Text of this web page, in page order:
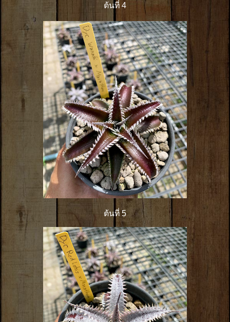
ต้นที่ 4
ต้นที่ 5